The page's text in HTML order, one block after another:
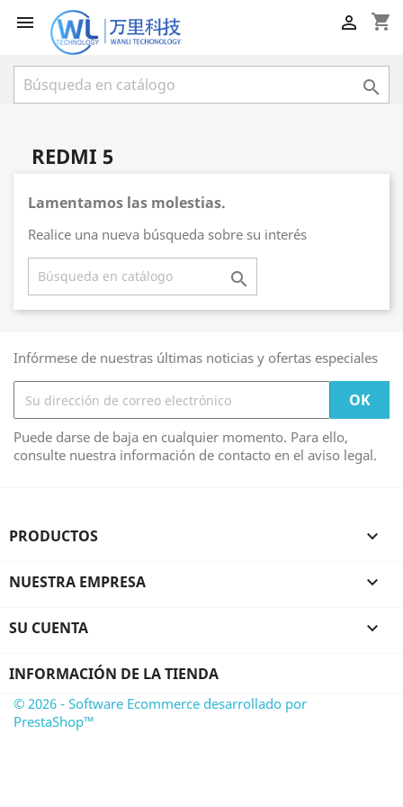
 shopping_cart


REDMI 5
Lamentamos las molestias.
Realice una nueva búsqueda sobre su interés

Infórmese de nuestras últimas noticias y ofertas especiales
Puede darse de baja en cualquier momento. Para ello,
consulte nuestra información de contacto en el aviso legal.
PRODUCTOS 
NUESTRA EMPRESA 
SU CUENTA 
INFORMACIÓN DE LA TIENDA
© 2026 - Software Ecommerce desarrollado por
PrestaShop™